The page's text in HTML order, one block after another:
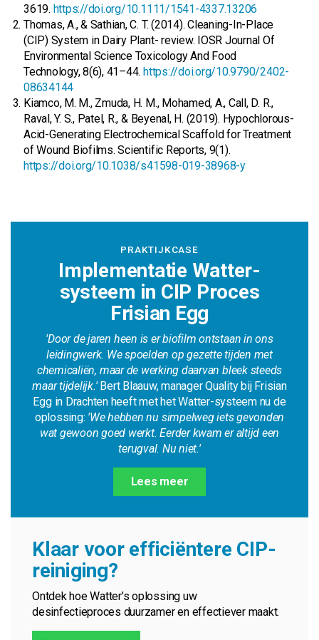
3619. https://doi.org/10.1111/1541-4337.13206
Thomas, A., & Sathian, C. T. (2014). Cleaning-In-Place
(CIP) System in Dairy Plant- review. IOSR Journal Of
Environmental Science Toxicology And Food
Technology, 8(6), 41–44. https://doi.org/10.9790/2402-
08634144
Kiamco, M. M., Zmuda, H. M., Mohamed, A., Call, D. R.,
Raval, Y. S., Patel, R., & Beyenal, H. (2019). Hypochlorous-
Acid-Generating Electrochemical Scaffold for Treatment
of Wound Biofilms. Scientific Reports, 9(1).
https://doi.org/10.1038/s41598-019-38968-y
PRAKTIJKCASE
Implementatie Watter-
systeem in CIP Proces
Frisian Egg
'Door de jaren heen is er biofilm ontstaan in ons
leidingwerk. We spoelden op gezette tijden met
chemicaliën, maar de werking daarvan bleek steeds
maar tijdelijk.'Bert Blaauw, manager Quality bij Frisian
Egg in Drachten heeft met het Watter-systeem nu de
oplossing: 'We hebben nu simpelweg iets gevonden
wat gewoon goed werkt. Eerder kwam er altijd een
terugval. Nu niet.'
Lees meer
Klaar voor efficiëntere CIP-
reiniging?
Ontdek hoe Watter’s oplossing uw
desinfectieproces duurzamer en effectiever maakt.